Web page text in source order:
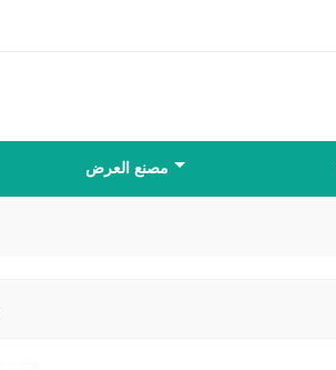
مصنع العرض